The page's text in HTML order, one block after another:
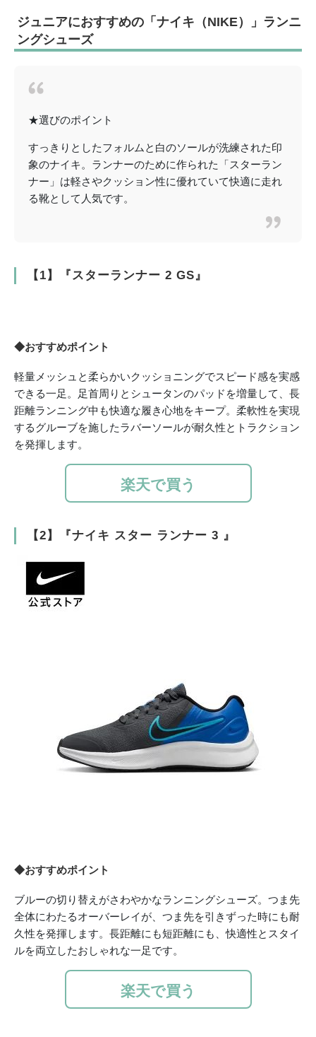
ジュニアにおすすめの「ナイキ（NIKE）」ランニ
ングシューズ
★選びのポイント
すっきりとしたフォルムと白のソールが洗練された印
象のナイキ。ランナーのために作られた「スターラン
ナー」は軽さやクッション性に優れていて快適に走れ
る靴として人気です。
【1】『スターランナー 2 GS』
◆おすすめポイント
軽量メッシュと柔らかいクッショニングでスピード感を実感
できる一足。足首周りとシュータンのパッドを増量して、長
距離ランニング中も快適な履き心地をキープ。柔軟性を実現
するグルーブを施したラバーソールが耐久性とトラクション
を発揮します。
楽天で買う
【2】『ナイキ スター ランナー 3 』
◆おすすめポイント
ブルーの切り替えがさわやかなランニングシューズ。つま先
全体にわたるオーバーレイが、つま先を引きずった時にも耐
久性を発揮します。長距離にも短距離にも、快適性とスタイ
ルを両立したおしゃれな一足です。
楽天で買う